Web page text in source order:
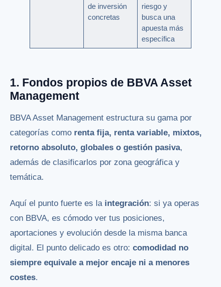
de inversión
concretas
riesgo y
busca una
apuesta más
específica
1. Fondos propios de BBVA Asset
Management
BBVA Asset Management estructura su gama por
categorías como renta fija, renta variable, mixtos,
retorno absoluto, globales o gestión pasiva,
además de clasificarlos por zona geográfica y
temática.
Aquí el punto fuerte es la integración: si ya operas
con BBVA, es cómodo ver tus posiciones,
aportaciones y evolución desde la misma banca
digital. El punto delicado es otro: comodidad no
siempre equivale a mejor encaje ni a menores
costes.